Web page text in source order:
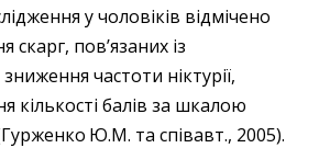
у чоловіків відмічено
пов’язаних із
частоти ніктурії,
кількості балів за шкалою
Ю.М. та співавт., 2005).